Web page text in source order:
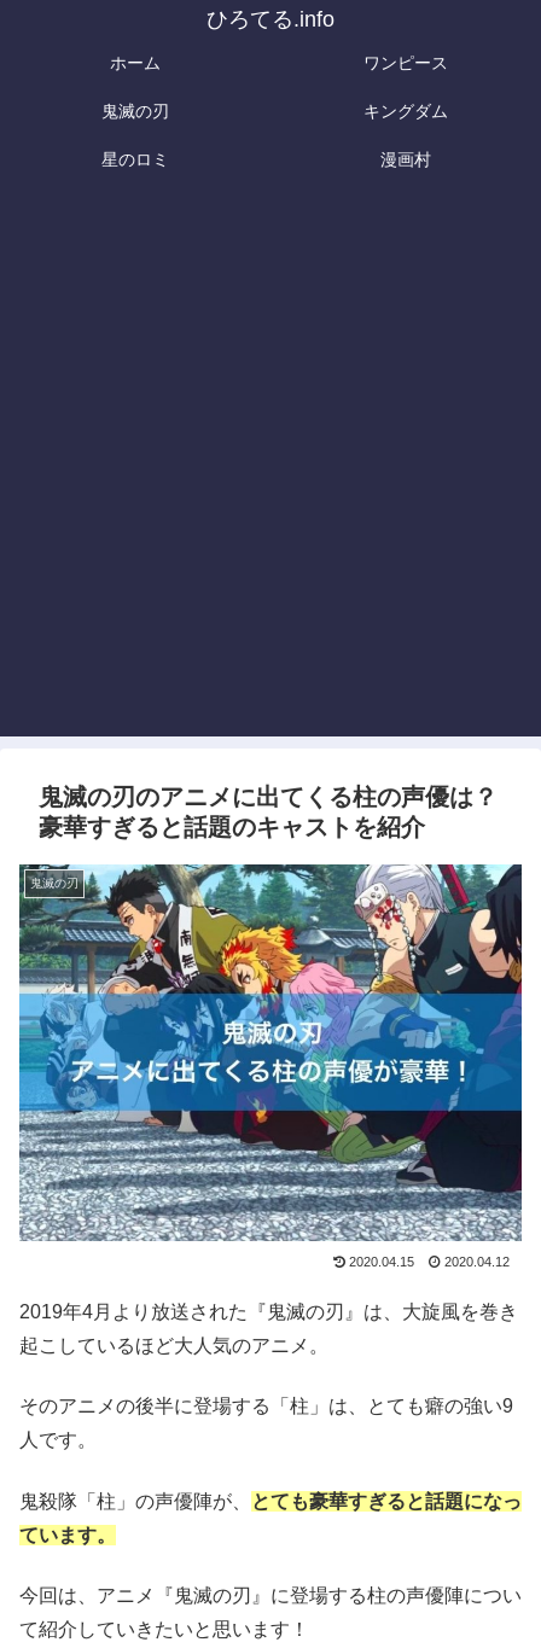
ひろてる.info
ホーム ワンピース
鬼滅の刃 キングダム
星のロミ 漫画村
鬼滅の刃のアニメに出てくる柱の声優は？
豪華すぎると話題のキャストを紹介
鬼滅の刃
2020.04.15 2020.04.12
2019年4月より放送された『鬼滅の刃』は、大旋風を巻き
起こしているほど大人気のアニメ。
そのアニメの後半に登場する「柱」は、とても癖の強い9
人です。
鬼殺隊「柱」の声優陣が、
とても豪華すぎると話題になっ
ています。
今回は、アニメ『鬼滅の刃』に登場する柱の声優陣につい
て紹介していきたいと思います！